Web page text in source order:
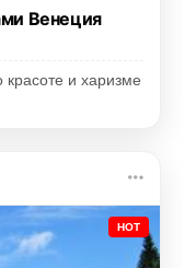
Венеция
и харизме
HOT